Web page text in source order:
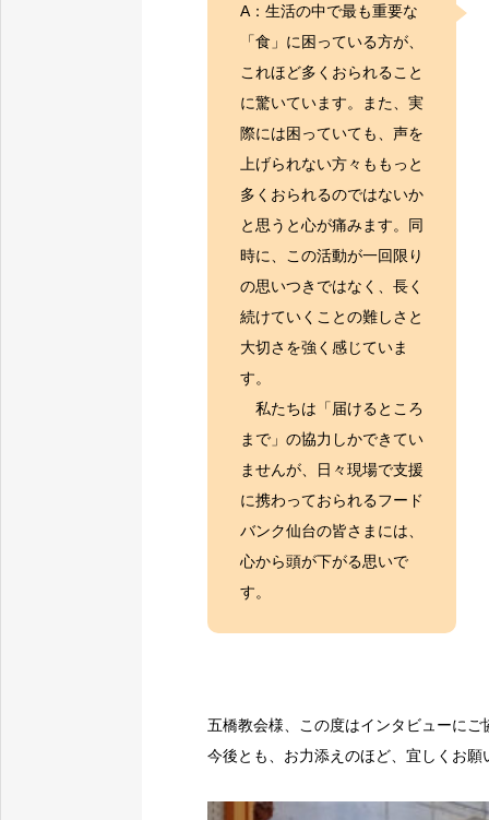
A：生活の中で最も重要な
「食」に困っている方が、
これほど多くおられること
に驚いています。また、実
際には困っていても、声を
上げられない方々ももっと
多くおられるのではないか
と思うと心が痛みます。同
時に、この活動が一回限り
の思いつきではなく、長く
続けていくことの難しさと
大切さを強く感じていま
す。
私たちは「届けるところ
まで」の協力しかできてい
ませんが、日々現場で支援
に携わっておられるフード
バンク仙台の皆さまには、
心から頭が下がる思いで
す。
五橋教会様、この度はインタビューに
今後とも、お力添えのほど、宜しくお願